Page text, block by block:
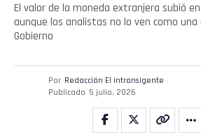
El valor de la moneda extranjera subió
aunque los analistas no lo ven como
Gobierno
Por Redacción El intransigente
Publicado 5 julio, 2026